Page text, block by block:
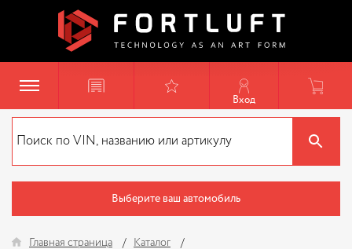
Вход
Выберите ваш автомобиль
Главная страница
Каталог